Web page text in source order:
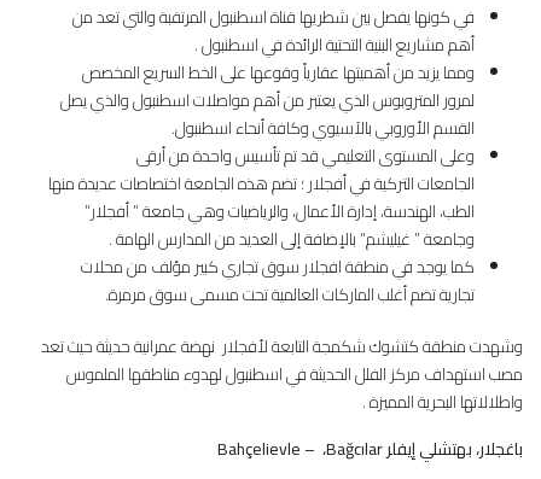
في كونها يفصل بين شطريها قناة اسطنبول المرتقبة والتي تعد من
أهم مشاريع البنية التحتية الرائدة في اسطنبول .
ومما يزيد من أهميتها عقارياً وقوعها على الخط السريع المخصص
لمرور المتروبوس الذي يعتبر من أهم مواصلات اسطنبول والذي يصل
القسم الأوروبي بالآسيوي وكافة أنحاء اسطنبول.
وعلى المستوى التعليمي قد تم تأسيس واحدة من أرقى
الجامعات التركية في أفجلار ؛ تضم هذه الجامعة اختصاصات عديدة منها
الطب، الهندسة، إدارة الأعمال، والرياضيات وهي جامعة ” أفجلار”
وجامعة ” غيليشم” بالإضافة إلى العديد من المدارس الهامة .
كما يوجد في منطقة افجلار سوق تجاري كبير مؤلف من محلات
تجارية تضم أغلب الماركات العالمية تحت مسمى سوق مرمرة.
وشهدت منطقة كتشوك شكمجة التابعة لأفجلار نهضة عمرانية حديثة حيث تعد
مصب استهداف مركز الفلل الحديثة في اسطنبول لهدوء مناطقها الملموس
واطلالاتها البحرية المميزة .
باغجلار، بهتشلي إيفلر
،Bağcılar